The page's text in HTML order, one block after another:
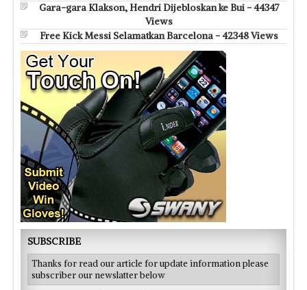
Gara-gara Klakson, Hendri Dijebloskan ke Bui - 44347
Views
Free Kick Messi Selamatkan Barcelona - 42348 Views
SUBSCRIBE
Thanks for read our article for update information please
subscriber our newslatter below